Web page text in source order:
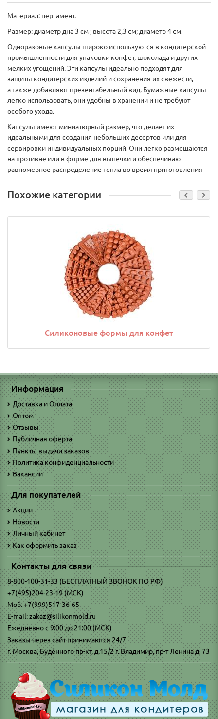
Материал: пергамент.
Размер: диаметр дна 3 см ; высота 2,3 см; диаметр 4 см.
Одноразовые капсулы широко используются в кондитерской
промышленности для упаковки конфет, шоколада и других
мелких угощений. Эти капсулы идеально подходят для
защиты кондитерских изделий и сохранения их свежести,
а также добавляют презентабельный вид. Бумажные капсулы
легко использовать, они удобны в хранении и не требуют
особого ухода.
Капсулы имеют миниатюрный размер, что делает их
идеальными для создания небольших десертов или для
сервировки индивидуальных порций. Они легко размещаются
на противне или в форме для выпечки и обеспечивают
равномерное распределение тепла во время приготовления
Похожие категории
Силиконовые формы для конфет
Информация
Доставка и Оплата
Оптом
Отзывы
Публичная оферта
Пункты выдачи заказов
Политика конфиденциальности
Вакансии
Для покупателей
Акции
Новости
Личный кабинет
Как оформить заказ
Контакты для связи
8-800-100-31-33 (БЕСПЛАТНЫЙ ЗВОНОК ПО РФ)
+7(495)204-23-19 (МСК)
Моб. +7(999)517-36-65
E-mail: zakaz@silikonmold.ru
Ежедневно с 9:00 до 21:00 (МСК)
Заказы через сайт принимаются 24/7
г. Москва, Будённого пр-кт, д.15/2 г. Владимир, пр-т Ленина д. 73